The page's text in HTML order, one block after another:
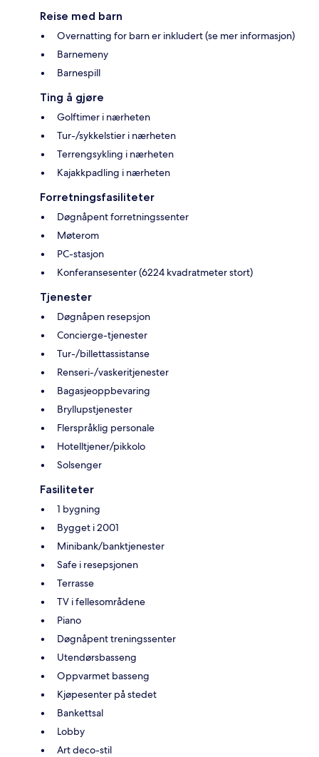
Reise med barn
Overnatting for barn er inkludert (se mer informasjon)
Barnemeny
Barnespill
Ting å gjøre
Golftimer i nærheten
Tur-/sykkelstier i nærheten
Terrengsykling i nærheten
Kajakkpadling i nærheten
Forretningsfasiliteter
Døgnåpent forretningssenter
Møterom
PC-stasjon
Konferansesenter (6224 kvadratmeter stort)
Tjenester
Døgnåpen resepsjon
Concierge-tjenester
Tur-/billettassistanse
Renseri-/vaskeritjenester
Bagasjeoppbevaring
Bryllupstjenester
Flerspråklig personale
Hotelltjener/pikkolo
Solsenger
Fasiliteter
1 bygning
Bygget i 2001
Minibank/banktjenester
Safe i resepsjonen
Terrasse
TV i fellesområdene
Piano
Døgnåpent treningssenter
Utendørsbasseng
Oppvarmet basseng
Kjøpesenter på stedet
Bankettsal
Lobby
Art deco-stil